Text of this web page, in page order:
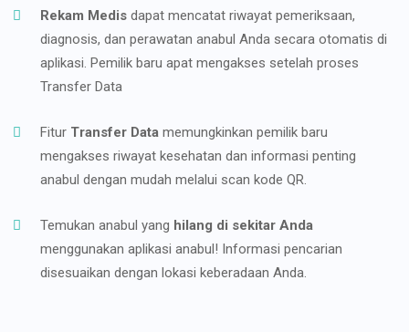
Rekam Medis dapat mencatat riwayat pemeriksaan,
diagnosis, dan perawatan anabul Anda secara otomatis di
aplikasi. Pemilik baru apat mengakses setelah proses
Transfer Data
Fitur Transfer Data memungkinkan pemilik baru
mengakses riwayat kesehatan dan informasi penting
anabul dengan mudah melalui scan kode QR.
Temukan anabul yang hilang di sekitar Anda
menggunakan aplikasi anabul! Informasi pencarian
disesuaikan dengan lokasi keberadaan Anda.